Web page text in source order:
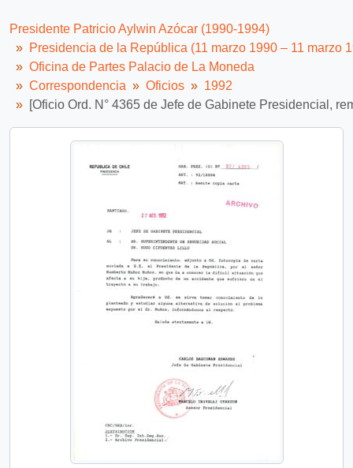
Presidente Patricio Aylwin Azócar (1990-1994)
Presidencia de la República (11 marzo 1990 – 11 marzo
Oficina de Partes Palacio de La Moneda
Correspondencia
Oficios
1992
[Oficio Ord. N° 4365 de Jefe de Gabinete Presidencial,